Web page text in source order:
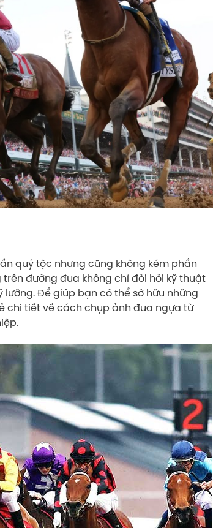
quý tộc nhưng cũng không kém phần
đường đua không chỉ đòi hỏi kỹ thuật
Để giúp bạn có thể sở hữu những
chi tiết về cách chụp ảnh đua ngựa từ